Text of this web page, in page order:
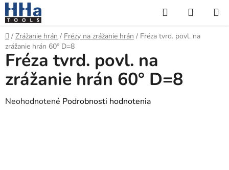
Prejsť
na
obsah
Hľadať
KOŠÍK
Domov
/ Zrážanie hrán / Frézy na zrážanie hrán / Fréza tvrd. povl. na
zrážanie hrán 60° D=8
Fréza tvrd. povl. na
zrážanie hrán 60° D=8
Priemerné
Neohodnotené Podrobnosti hodnotenia